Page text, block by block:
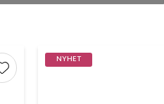
Different Design 7
Visa fler
Lägg till i favoriter
NYHET